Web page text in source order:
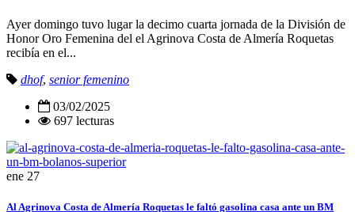
Ayer domingo tuvo lugar la decimo cuarta jornada de la División de
Honor Oro Femenina del el Agrinova Costa de Almería Roquetas
recibía en el...
dhof, senior femenino
03/02/2025
697 lecturas
ene 27
Al Agrinova Costa de Almería Roquetas le faltó gasolina casa ante un BM